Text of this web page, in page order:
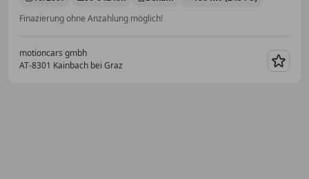
Finazierung ohne Anzahlung möglich!
motioncars gmbh
AT-8301 Kainbach bei Graz